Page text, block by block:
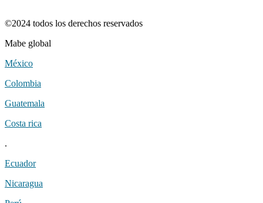
©2024 todos los derechos reservados
mabe global
méxico
colombia
guatemala
costa rica
.
ecuador
nicaragua